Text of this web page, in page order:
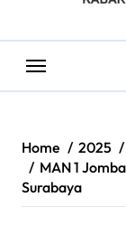
Home 2025
MAN 1
Surabaya